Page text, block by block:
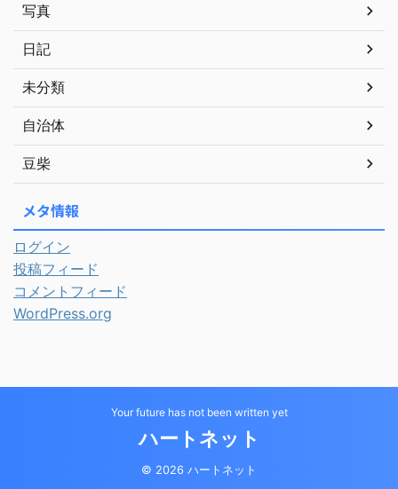
写真
日記
未分類
自治体
豆柴
メタ情報
ログイン
投稿フィード
コメントフィード
WordPress.org
Your future has not been written yet
ハートネット
© 2026 ハートネット